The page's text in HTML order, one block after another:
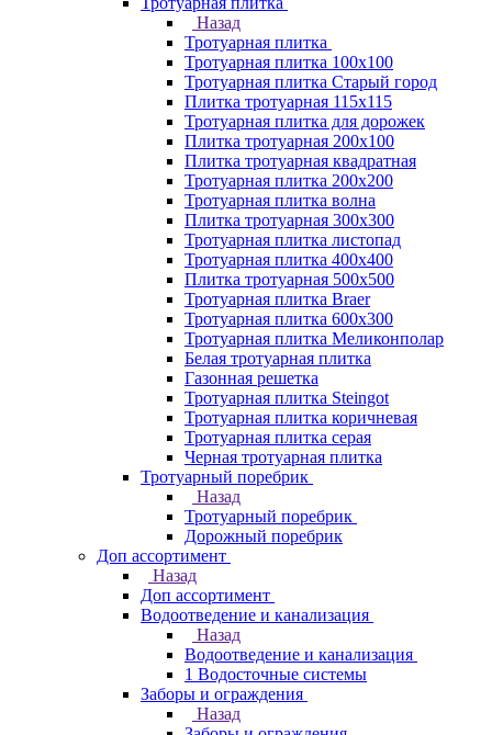
Назад
Тротуарная плитка
Тротуарная плитка 100x100
Тротуарная плитка Старый город
Плитка тротуарная 115x115
Тротуарная плитка для дорожек
Плитка тротуарная 200х100
Плитка тротуарная квадратная
Тротуарная плитка 200х200
Тротуарная плитка волна
Плитка тротуарная 300х300
Тротуарная плитка листопад
Тротуарная плитка 400х400
Плитка тротуарная 500x500
Тротуарная плитка Braer
Тротуарная плитка 600х300
Тротуарная плитка Меликонполар
Белая тротуарная плитка
Газонная решетка
Тротуарная плитка Steingot
Тротуарная плитка коричневая
Тротуарная плитка серая
Черная тротуарная плитка
Тротуарный поребрик
Назад
Тротуарный поребрик
Дорожный поребрик
Доп ассортимент
Назад
Доп ассортимент
Водоотведение и канализация
Назад
Водоотведение и канализация
1 Водосточные системы
Заборы и ограждения
Назад